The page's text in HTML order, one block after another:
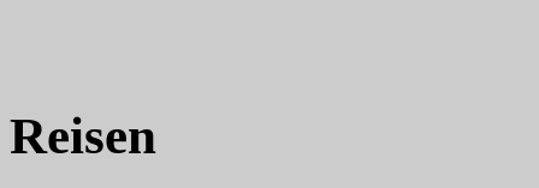
Reisen